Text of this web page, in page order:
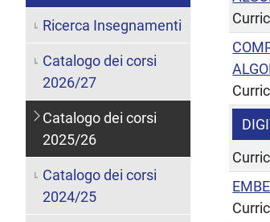
Ricerca Insegnamenti
Catalogo dei corsi
2026/27
Catalogo dei corsi
2025/26
Catalogo dei corsi
2024/25